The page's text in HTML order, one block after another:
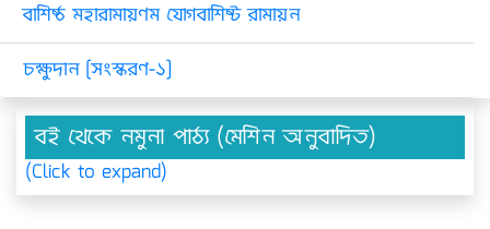
বাশিষ্ঠ মহারামায়ণম যোগবাশিষ্ট রামায়ন
চক্ষুদান [সংস্করণ-১]
বই থেকে নমুনা পাঠ্য (মেশিন অনুবাদিত)
(Click to expand)